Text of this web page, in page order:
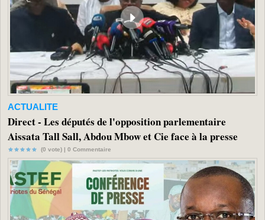
ACTUALITE
Direct - Les députés de l'opposition parlementaire
Aissata Tall Sall, Abdou Mbow et Cie face à la presse
(0 vote) | 0 Commentaire